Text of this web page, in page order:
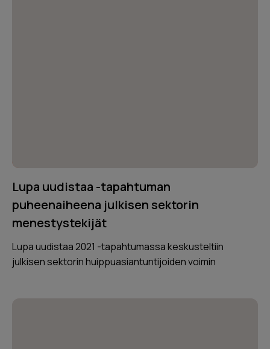
Lupa uudistaa -tapahtuman
puheenaiheena julkisen sektorin
menestystekijät
Lupa uudistaa 2021 -tapahtumassa keskusteltiin
julkisen sektorin huippuasiantuntijoiden voimin